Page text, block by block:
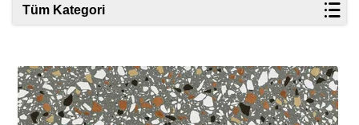
Tüm Kategori